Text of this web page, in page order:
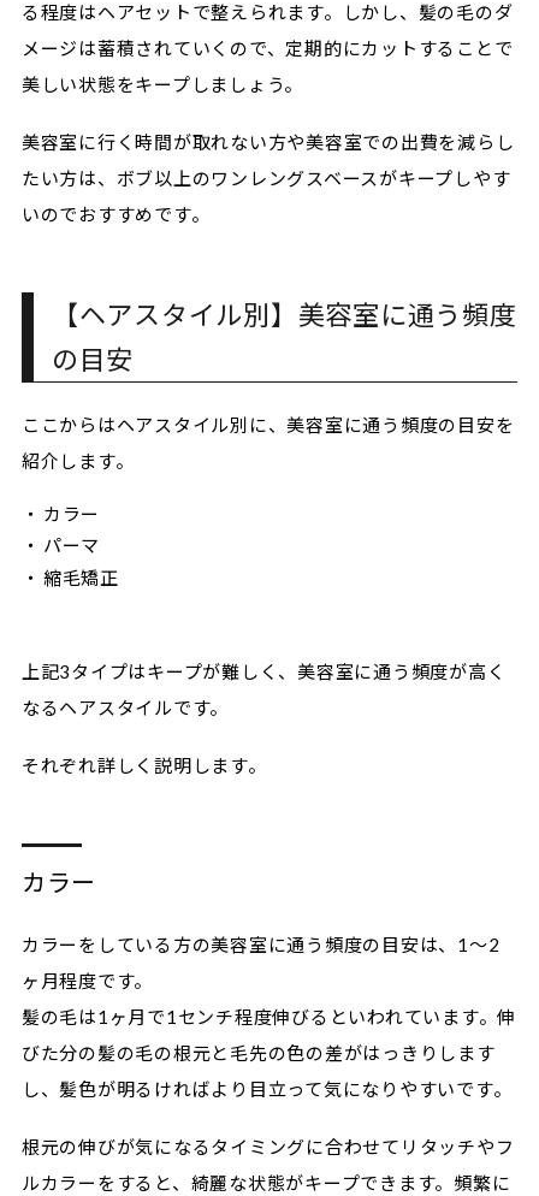
る程度はヘアセットで整えられます。しかし、髪の毛のダ
メージは蓄積されていくので、定期的にカットすることで
美しい状態をキープしましょう。
美容室に行く時間が取れない方や美容室での出費を減らし
たい方は、ボブ以上のワンレングスベースがキープしやす
いのでおすすめです。
【ヘアスタイル別】美容室に通う頻度
の目安
ここからはヘアスタイル別に、美容室に通う頻度の目安を
紹介します。
カラー
パーマ
縮毛矯正
上記3タイプはキープが難しく、美容室に通う頻度が高く
なるヘアスタイルです。
それぞれ詳しく説明します。
カラー
カラーをしている方の美容室に通う頻度の目安は、1〜2
ヶ月程度です。
髪の毛は1ヶ月で1センチ程度伸びるといわれています。伸
びた分の髪の毛の根元と毛先の色の差がはっきりします
し、髪色が明るければより目立って気になりやすいです。
根元の伸びが気になるタイミングに合わせてリタッチやフ
ルカラーをすると、綺麗な状態がキープできます。頻繁に